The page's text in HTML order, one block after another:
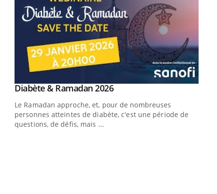
Youtube
Diabète & Ramadan 2026Youtube
Le Ramadan approche, et, pour de nombreuses
personnes atteintes de diabète, c'est une période de
questions, de défis, mais ...
Youtube
Un « jumeau numérique » pour faciliter l’accès
Un établissement lié à un groupe mutualiste innove en
matière de bilan de santé : l'utilisation d'un « jumeau